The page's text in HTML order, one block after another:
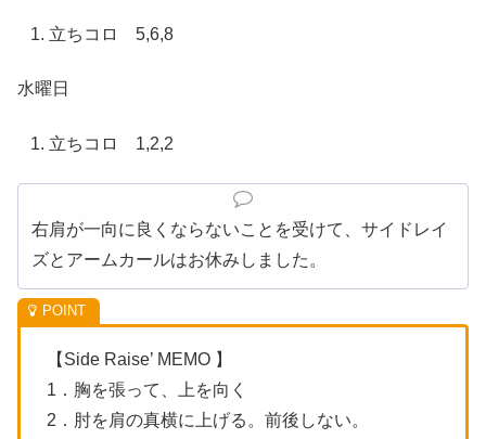
立ちコロ 5,6,8
水曜日
立ちコロ 1,2,2
右肩が一向に良くならないことを受けて、サイドレイ
ズとアームカールはお休みしました。
【Side Raise’ MEMO 】
1．胸を張って、上を向く
2．肘を肩の真横に上げる。前後しない。